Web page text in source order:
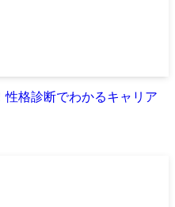
性格診断でわかるキャリア